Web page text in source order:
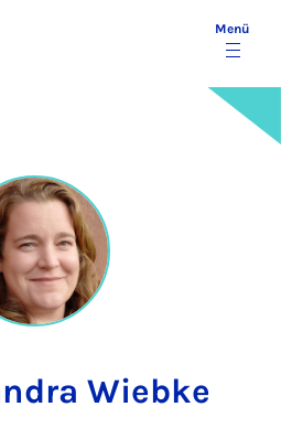
Menü
Wiebke